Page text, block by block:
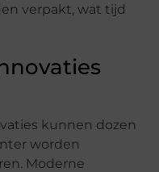
verpakt, wat tijd
kunnen dozen
worden
Moderne